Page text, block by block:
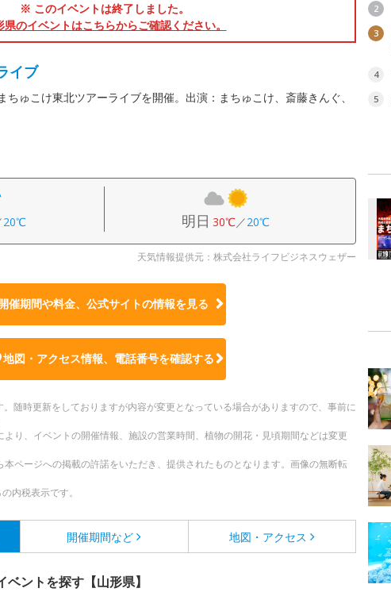
※ このイベントは終了しました。
県のイベントはこちらからご確認ください。
イブ
ゅこけ東北ツアーライブを開催。出演：まちゅこけ、斎藤きんぐ、
20℃ 明日 30℃／20℃
天気情報提供元：株式会社ライフビジネスウェザー
催期間や料金、公式サイトの情報を見る
地図・アクセス情報、電話番号を確認する
随時更新をしておりますが内容が変更となっている場合がありますので、事前に
り、イベントの開催情報、施設の営業時間、植物の開花・見頃期間などは変更
ページへの掲載の許諾をいただき、提供されたものとなります。画像の無断転
内税表示です。
開催期間など 地図・アクセス
ントを探す【山形県】
2
3
4
5